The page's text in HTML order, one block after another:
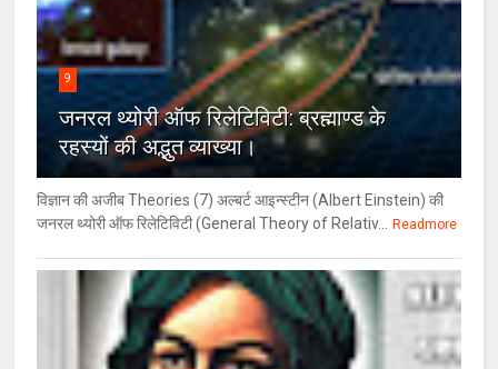
9
जनरल थ्‍योरी ऑफ रिलेटिविटी: ब्रह्माण्‍ड के
रहस्‍यों की अद्भुत व्‍याख्‍या।
विज्ञान की अजीब Theories (7) अल्‍बर्ट आइन्स्टीन (Albert Einstein) की
जनरल थ्योरी ऑफ रिलेटिविटी (General Theory of Relativ...
Readmore